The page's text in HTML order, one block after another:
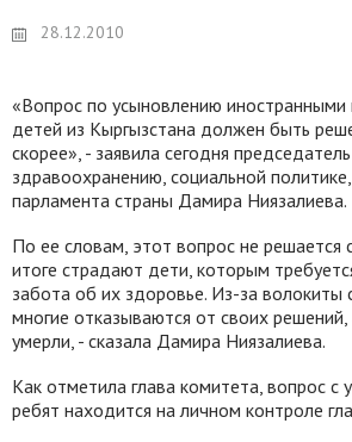
28.12.2010
«Вопрос по усыновлению
детей из Кыргызстана должен быть
скорее», - заявила сегодня
здравоохранению, социальной
парламента страны Дамира Ниязалиева.
По ее словам, этот вопрос не решается
итоге страдают дети, которым
забота об их здоровье. Из-за волокиты
многие отказываются от своих
умерли, - сказала Дамира Ниязалиева.
Как отметила глава комитета, вопрос с
ребят находится на личном контроле